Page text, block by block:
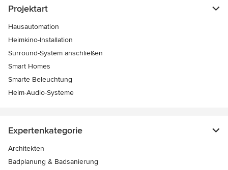
Projektart
Hausautomation
Heimkino-Installation
Surround-System anschließen
Smart Homes
Smarte Beleuchtung
Heim-Audio-Systeme
Expertenkategorie
Architekten
Badplanung & Badsanierung